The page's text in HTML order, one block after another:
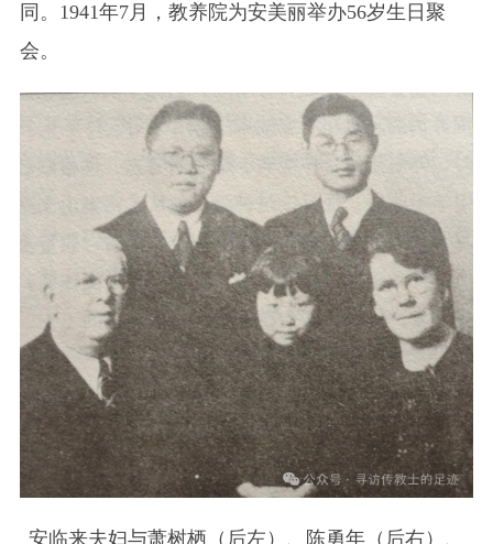
同。1941年7月，教养院为安美丽举办56岁生日聚
会。
安临来夫妇与萧树栖（后左）、陈勇年（后右）、